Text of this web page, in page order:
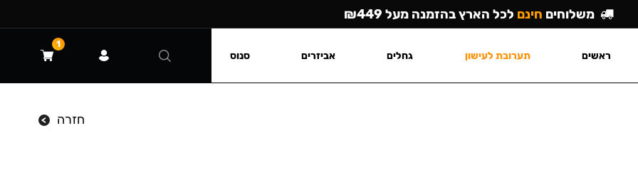
חזרה
משלוחים חינם לכל הארץ בהזמנה מעל ₪449
ראשים תערובת לעישון גחלים אביזרים סנוס
1